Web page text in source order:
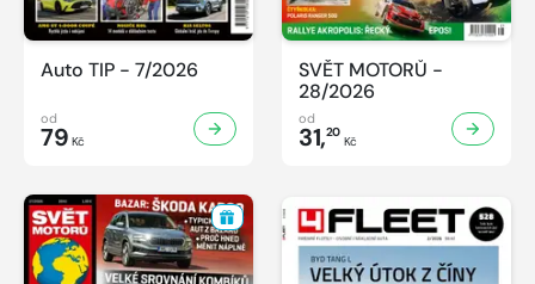
Auto TIP - 7/2026
od
79 Kč
SVĚT MOTORŮ -
28/2026
od
31,20
Kč